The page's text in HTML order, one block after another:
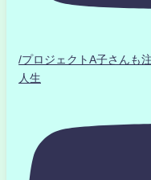
/プロジェクトA子さんも
人生